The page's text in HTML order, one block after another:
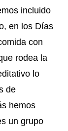
incluido
en los Días
con
rodea la
lo
de
hemos
un grupo